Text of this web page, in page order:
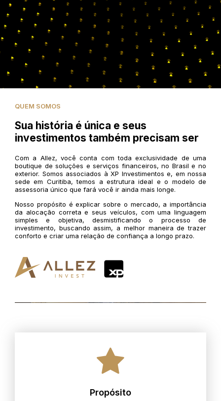
QUEM SOMOS
Sua história é única e seus
investimentos também precisam ser
Com a Allez, você conta com toda exclusividade de uma
boutique de soluções e serviços financeiros, no Brasil e no
exterior. Somos associados à XP Investimentos e, em nossa
sede em Curitiba, temos a estrutura ideal e o modelo de
assessoria único que fará você ir ainda mais longe.
Nosso propósito é explicar sobre o mercado, a importância
da alocação correta e seus veículos, com uma linguagem
simples e objetiva, desmistificando o processo de
investimento, buscando assim, a melhor maneira de trazer
conforto e criar uma relação de confiança a longo prazo.
Propósito